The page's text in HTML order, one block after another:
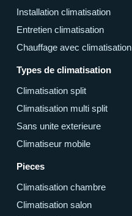
Installation climatisation
Entretien climatisation
Chauffage avec climatisation
Types de climatisation
Climatisation split
Climatisation multi split
Sans unite exterieure
Climatiseur mobile
Pieces
Climatisation chambre
Climatisation salon